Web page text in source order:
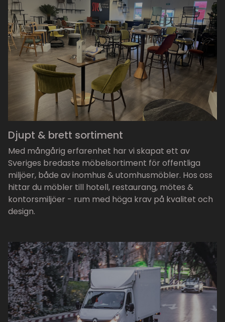
Djupt & brett sortiment
Med mångårig erfarenhet har vi skapat ett av
Sveriges bredaste möbelsortiment för offentliga
miljöer, både av inomhus & utomhusmöbler. Hos oss
hittar du möbler till hotell, restaurang, mötes &
kontorsmiljöer - rum med höga krav på kvalitet och
design.